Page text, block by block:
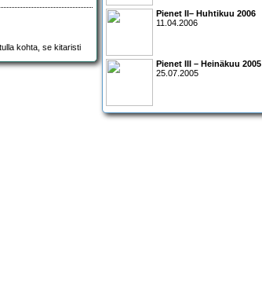
kohta, se kitaristi
Pienet II– Huhtikuu 2006
11.04.2006
Pienet III – Heinäkuu 2005
25.07.2005